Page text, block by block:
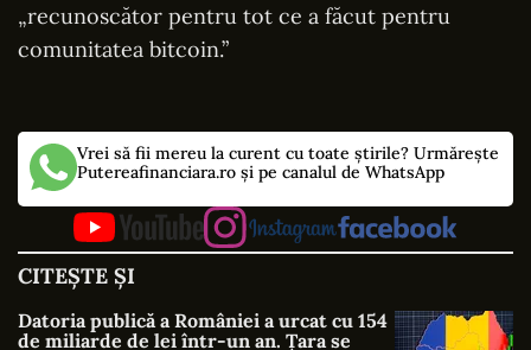
„recunoscător pentru tot ce a făcut pentru
comunitatea bitcoin.”
Vrei să fii mereu la curent cu toate știrile? Urmărește
Putereafinanciara.ro și pe canalul de WhatsApp
CITEȘTE ȘI
Datoria publică a României a urcat cu 154
de miliarde de lei într-un an. Țara se